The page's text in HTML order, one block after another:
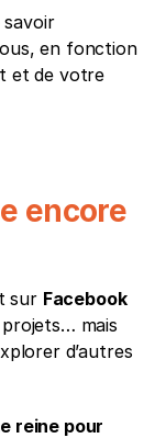
Ce comparatif va vous permettre de savoir
en fonction
et de votre
encore
sur Facebook
mais
d’autres
reine pour